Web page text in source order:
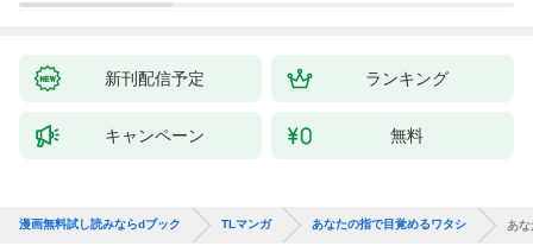
新刊配信予定 ランキング
キャンペーン 無料
漫画無料試し読みならdブック TLマンガ あなたの指で目覚めるワタシ あ